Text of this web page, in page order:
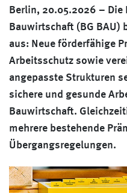
Berlin, 20.05.2026 –
Bauwirtschaft (BG BAU)
aus: Neue förderfähige
Arbeitsschutz sowie
angepasste Strukturen
sichere und gesunde
Bauwirtschaft.
mehrere bestehende
Übergangsregelungen.